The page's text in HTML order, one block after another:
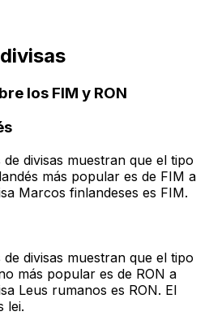
los FIM y RON
divisas muestran que el tipo
más popular es de FIM a
Marcos finlandeses es FIM.
divisas muestran que el tipo
más popular es de RON a
Leus rumanos es RON. El
lei.